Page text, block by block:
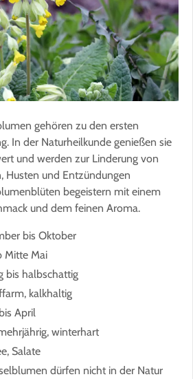
gehören zu den ersten
In der Naturheilkunde genießen sie
und werden zur Linderung von
Husten und Entzündungen
begeistern mit einem
und dem feinen Aroma.
bis Oktober
Mitte Mai
bis halbschattig
kalkhaltig
April
winterhart
Salate
dürfen nicht in der Natur